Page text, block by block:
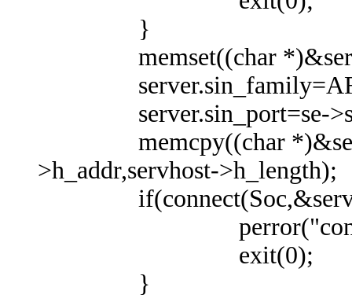
}
memset((char
server.sin_port=se-
memcpy((char
>h_addr,servhost->h_length);
exit(0);
}